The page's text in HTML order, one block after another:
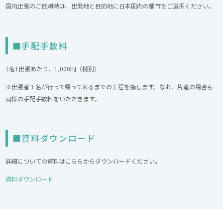
国内出張のご依頼時は、出発地と目的地に日本国内の都市をご選択ください。
■手配手数料
1名1出張あたり、1,000円（税別）
※出張者１名が行って帰って来るまでの工程を指します。なお、片道の場合も
同様の手配手数料をいただきます。
■資料ダウンロード
詳細についての資料はこちらからダウンロードください。
資料ダウンロード